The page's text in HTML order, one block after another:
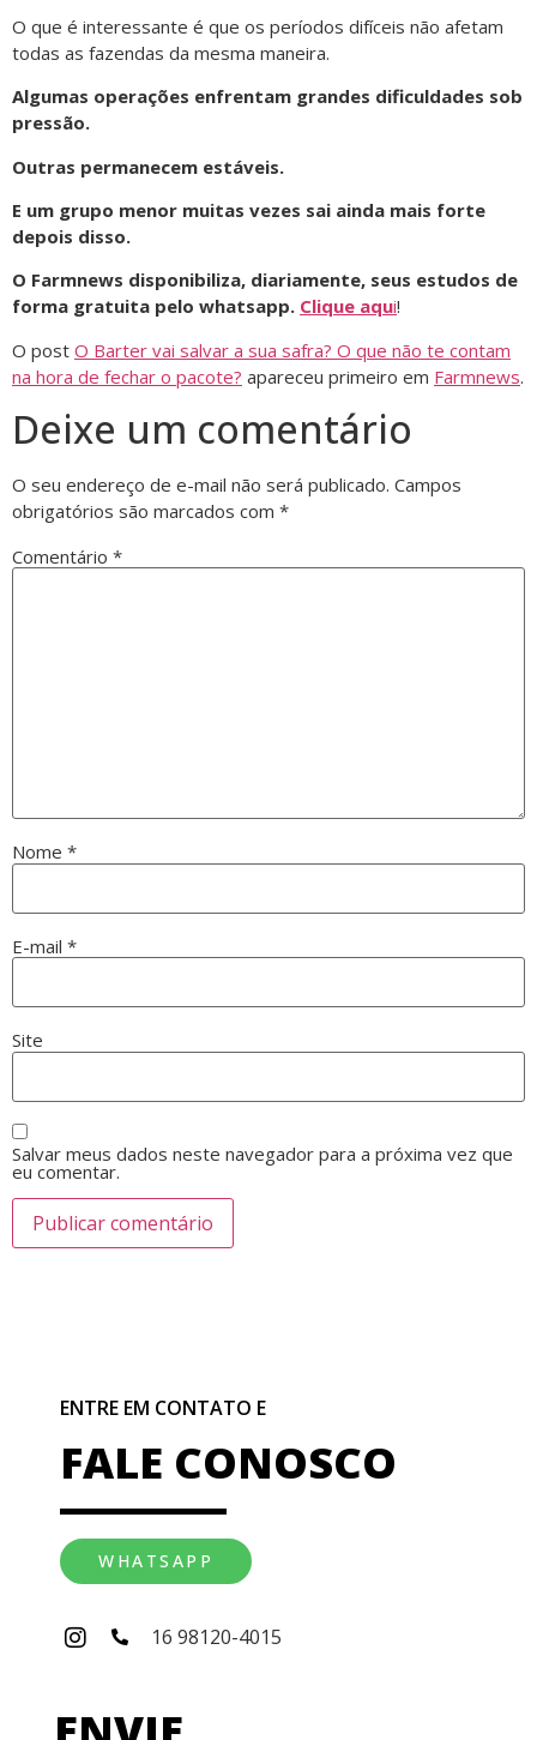
O que é interessante é que os períodos difíceis não afetam
todas as fazendas da mesma maneira.
Algumas operações enfrentam grandes dificuldades sob
pressão.
Outras permanecem estáveis.
E um grupo menor muitas vezes sai ainda mais forte
depois disso.
O Farmnews disponibiliza, diariamente, seus estudos de
forma gratuita pelo whatsapp. Clique aqui!
O post O Barter vai salvar a sua safra? O que não te contam
na hora de fechar o pacote? apareceu primeiro em Farmnews.
Deixe um comentário
O seu endereço de e-mail não será publicado. Campos
obrigatórios são marcados com *
Comentário *
Nome *
E-mail *
Site
Salvar meus dados neste navegador para a próxima vez que
eu comentar.
ENTRE EM CONTATO E
FALE CONOSCO
WHATSAPP
16 98120-4015